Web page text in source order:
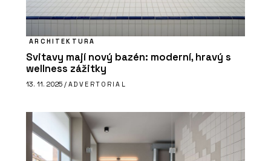
ARCHITEKTURA
Svitavy mají nový bazén: moderní, hravý s
wellness zážitky
13. 11. 2025 / ADVERTORIAL